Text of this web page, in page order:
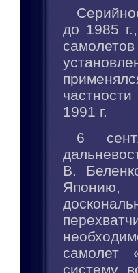
до 1985
1991 г.
6
В.
Японию,
самолет
систему